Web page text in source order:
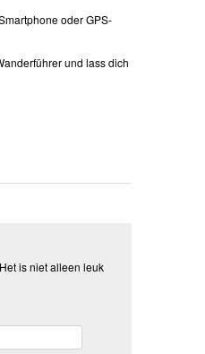
oder GPS-
und lass dich
is niet alleen leuk